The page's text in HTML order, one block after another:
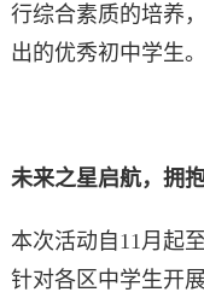
行综合素质的培养
出的优秀初中学生。
未来之星启航，拥
本次活动自11月起
针对各区中学生开